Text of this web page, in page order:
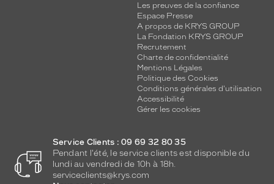
Les preuves de la confiance
Espace Presse
A propos de KRYS GROUP
La Fondation KRYS GROUP
Recrutement
Charte de confidentialité
Mentions Légales
Politique des Cookies
Conditions générales d'utilisation
Accessibilité
Gérer les cookies
Service Clients : 09 69 32 80 35
Pendant l'été, le service clients est disponible du
lundi au vendredi de 10h à 18h.
serviceclients@krys.com